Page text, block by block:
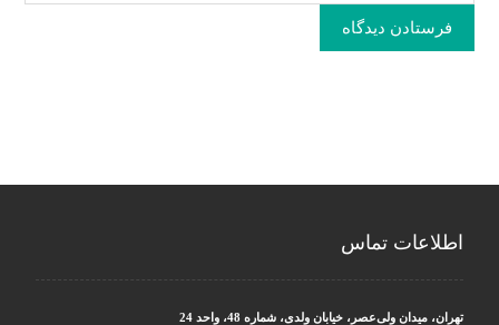
فرستادن دیدگاه
اطلاعات تماس
تهران، میدان ولی‌عصر، خیابان ولدی، شماره 48، واحد 24